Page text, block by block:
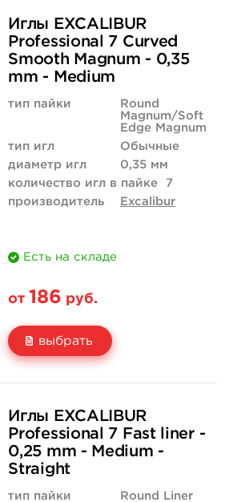
171 руб.
купить
1 615 руб.
купить
Иглы EXCALIBUR
Professional 7 Curved
Smooth Magnum - 0,35
mm - Medium
тип пайки
Round
Magnum/Soft
Edge Magnum
тип игл
Обычные
диаметр игл
0,35 мм
количество игл в пайке
7
производитель
Excalibur
Есть на складе
от 186 руб.
выбрать
186 руб.
купить
1 758 руб.
Иглы EXCALIBUR
Professional 7 Fast liner -
0,25 mm - Medium -
Straight
тип пайки
Round Liner